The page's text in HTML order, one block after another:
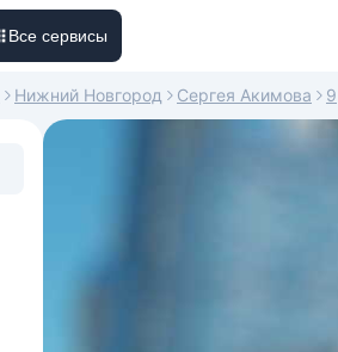
Все сервисы
Нижний Новгород Сергея Акимова 9